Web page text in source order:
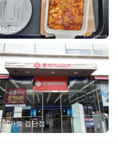
오크
이마트 검단점